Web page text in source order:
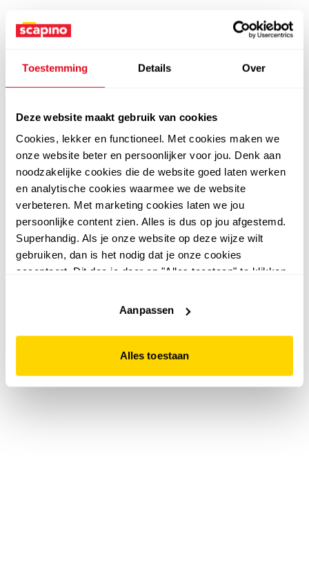
Toestemming Details Over
Deze website maakt gebruik van cookies
Cookies, lekker en functioneel. Met cookies maken we
onze website beter en persoonlijker voor jou. Denk aan
noodzakelijke cookies die de website goed laten werken
en analytische cookies waarmee we de website
verbeteren. Met marketing cookies laten we jou
persoonlijke content zien. Alles is dus op jou afgestemd.
Superhandig. Als je onze website op deze wijze wilt
gebruiken, dan is het nodig dat je onze cookies
accepteert. Dit doe je door op "Alles toestaan" te klikken.
website niet optimaal functioneert.
Aanpassen
Alles toestaan